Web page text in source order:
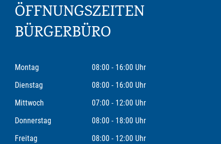
ÖFFNUNGSZEITEN
BÜRGERBÜRO
Montag
08:00 - 16:00 Uhr
Dienstag
08:00 - 16:00 Uhr
Mittwoch
07:00 - 12:00 Uhr
Donnerstag
08:00 - 18:00 Uhr
Freitag
08:00 - 12:00 Uhr